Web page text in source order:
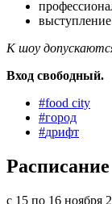
К шоу
Вход свободный.
#food city
#город
#дрифт
Расписание
с 15 по 16 ноября